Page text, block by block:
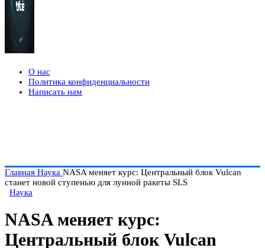
О нас
Политика конфиденциальности
Написать нам
Главная Наука NASA меняет курс: Центральный блок Vulcan
станет новой ступенью для лунной ракеты SLS
Наука
NASA меняет курс:
Центральный блок Vulcan